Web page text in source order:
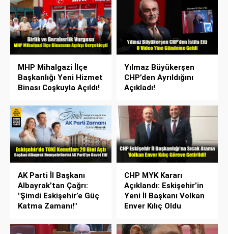
MHP Mihalgazi İlçe
Başkanlığı Yeni Hizmet
Binası Coşkuyla Açıldı!
Yılmaz Büyükerşen
CHP’den Ayrıldığını
Açıkladı!
AK Parti İl Başkanı
Albayrak’tan Çağrı:
"Şimdi Eskişehir’e Güç
Katma Zamanı!"
CHP MYK Kararı
Açıklandı: Eskişehir’in
Yeni İl Başkanı Volkan
Enver Kılıç Oldu